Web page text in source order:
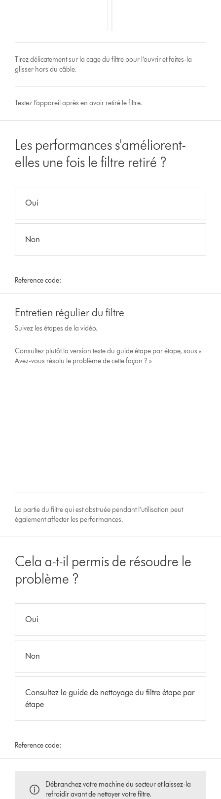
Tirez délicatement sur la cage du filtre pour l’ouvrir et faites-la
glisser hors du câble.
Testez l’appareil après en avoir retiré le filtre.
Les performances s'améliorent-
elles une fois le filtre retiré ?
Oui
Non
Reference code:
Entretien régulier du filtre
Suivez les étapes de la vidéo.
Consultez plutôt la version texte du guide étape par étape, sous «
Avez-vous résolu le problème de cette façon ? »
La partie du filtre qui est obstruée pendant l’utilisation peut
également affecter les performances.
Cela a-t-il permis de résoudre le
problème ?
Oui
Non
Consultez le guide de nettoyage du filtre étape par
étape
Reference code:
Débranchez votre machine du secteur et laissez-la
refroidir avant de nettoyer votre filtre.